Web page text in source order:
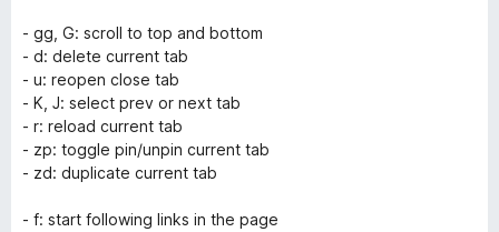
- gg G: scroll to top and bottom
- d: delete current tab
- u: reopen close tab
- K J: select prev or next tab
- r: reload current tab
- zp: toggle pin/unpin current tab
- zd: duplicate current tab
- f: start following links in the page